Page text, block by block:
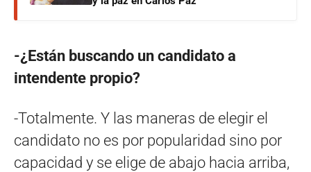
-¿Están buscando un candidato a
intendente propio?
-Totalmente. Y las maneras de elegir el
candidato no es por popularidad sino por
capacidad y se elige de abajo hacia arriba,